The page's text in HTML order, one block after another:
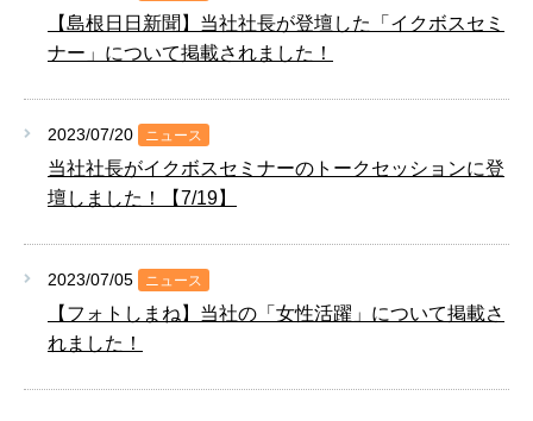
【島根日日新聞】当社社長が登壇した「イクボスセミ
ナー」について掲載されました！
2023/07/20 ニュース
当社社長がイクボスセミナーのトークセッションに登
壇しました！【7/19】
2023/07/05 ニュース
【フォトしまね】当社の「女性活躍」について掲載さ
れました！